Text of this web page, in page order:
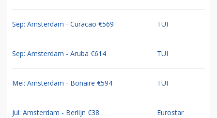
Sep: Amsterdam - Curacao €569 TUI
Sep: Amsterdam - Aruba €614 TUI
Mei: Amsterdam - Bonaire €594 TUI
Jul: Amsterdam - Berlijn €38 Eurostar